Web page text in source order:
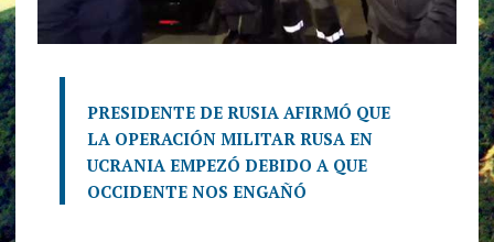
PRESIDENTE DE RUSIA AFIRMÓ QUE
LA OPERACIÓN MILITAR RUSA EN
UCRANIA EMPEZÓ DEBIDO A QUE
OCCIDENTE NOS ENGAÑÓ